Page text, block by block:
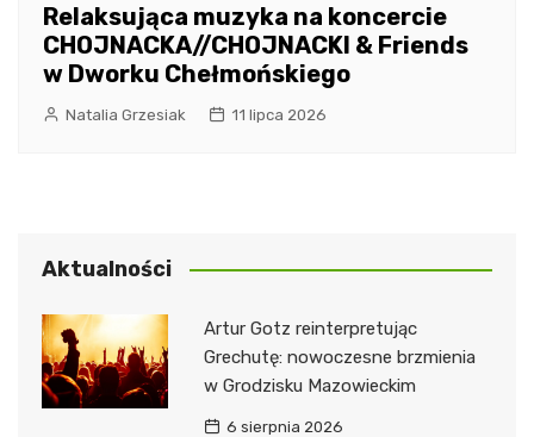
Relaksująca muzyka na koncercie
CHOJNACKA//CHOJNACKI & Friends
w Dworku Chełmońskiego
Natalia Grzesiak 11 lipca 2026
Aktualności
Artur Gotz reinterpretując
Grechutę: nowoczesne brzmienia
w Grodzisku Mazowieckim
6 sierpnia 2026